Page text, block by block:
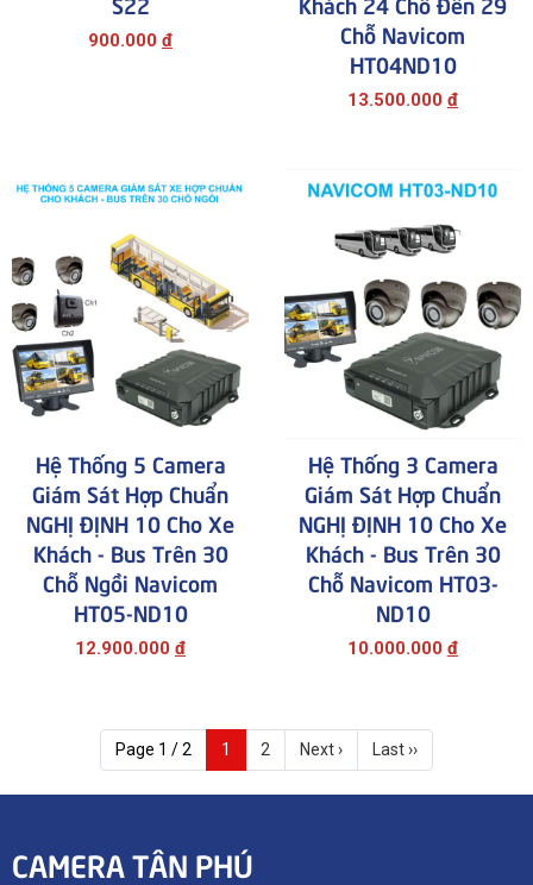
900.000 đ
Chỗ Navicom
HT04ND10
13.500.000 đ
Hệ Thống 5 Camera
Giám Sát Hợp Chuẩn
NGHỊ ĐỊNH 10 Cho Xe
Khách - Bus Trên 30
Chỗ Ngồi Navicom
HT05-ND10
12.900.000 đ
Hệ Thống 3 Camera
Giám Sát Hợp Chuẩn
NGHỊ ĐỊNH 10 Cho Xe
Khách - Bus Trên 30
Chỗ Navicom HT03-
ND10
10.000.000 đ
Page 1 / 2 1 2 Next › Last ››
CAMERA TÂN PHÚ